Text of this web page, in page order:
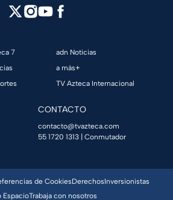
7
adn Noticias
a más+
TV Azteca Internacional
CONTACTO
contacto@tvazteca.com
55 1720 1313 | Conmutador
de CookiesDerechosInversionistas
EspacioTrabaja con nosotros